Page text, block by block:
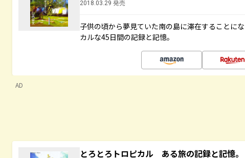
2018.03.29 発売
子供の頃から夢見ていた南の島に滞在することに
カルな45日間の記録と記憶。
AD
とろとろトロピカル ある旅の記録と記憶